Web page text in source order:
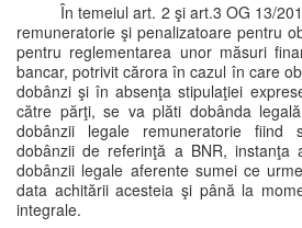
În temeiul art. 2 şi art.3 OG 13/
remuneratorie şi penalizatoare pentru
pentru reglementarea unor măsuri
bancar, potrivit cărora în cazul în care
dobânzi şi în absenţa stipulaţiei
către părţi, se va plăti dobânda
dobânzii legale remuneratorie fiind
dobânzii de referinţă a BNR, instanţa
dobânzii legale aferente sumei ce
data achitării acesteia şi până la
integrale.